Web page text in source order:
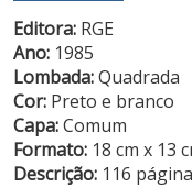
Editora: RGE
Ano: 1985
Lombada:Quadrada
Cor: Preto e branco
Capa:Comum
Formato: 18 cm x 13
Descrição: 116